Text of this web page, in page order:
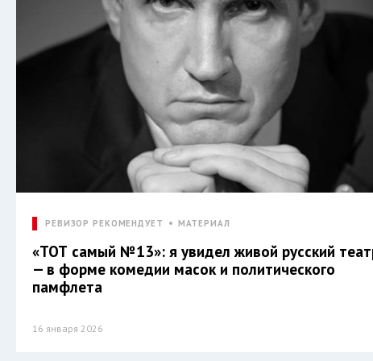
РЕВИЗОР РЕКОМЕНДУЕТ МАТЕРИАЛ
«ТОТ самый №13»: я увидел живой русский
— в форме комедии масок и политического
памфлета
16 января 2026